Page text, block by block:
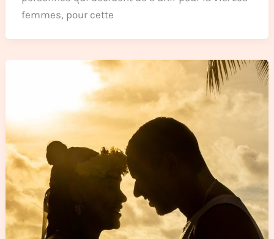
femmes, pour cette